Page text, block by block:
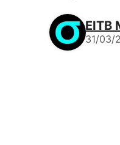
EITB
31/03/